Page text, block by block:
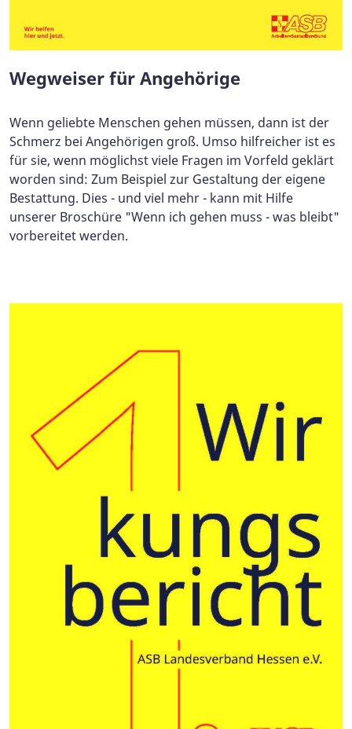
Wegweiser für Angehörige
Wenn geliebte Menschen gehen müssen, dann ist der
Schmerz bei Angehörigen groß. Umso hilfreicher ist es
für sie, wenn möglichst viele Fragen im Vorfeld geklärt
worden sind: Zum Beispiel zur Gestaltung der eigene
Bestattung. Dies - und viel mehr - kann mit Hilfe
unserer Broschüre "Wenn ich gehen muss - was bleibt"
vorbereitet werden.